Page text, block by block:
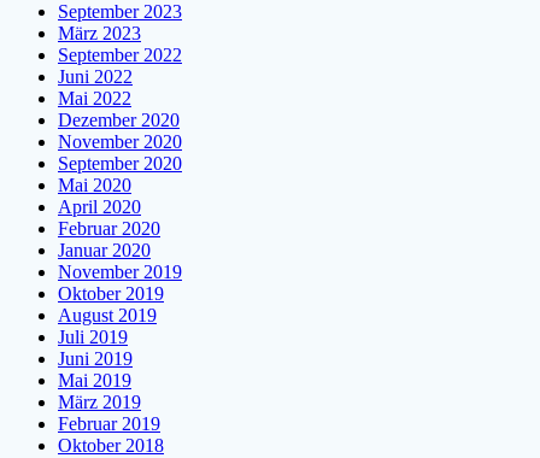
September 2023
März 2023
September 2022
Juni 2022
Mai 2022
Dezember 2020
November 2020
September 2020
Mai 2020
April 2020
Februar 2020
Januar 2020
November 2019
Oktober 2019
August 2019
Juli 2019
Juni 2019
Mai 2019
März 2019
Februar 2019
Oktober 2018